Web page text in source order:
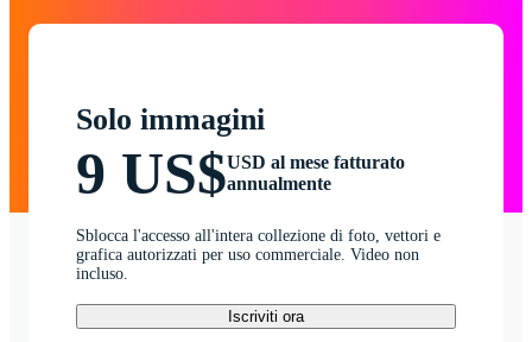
Solo immagini
9 US$USD al mese fatturato
annualmente
Sblocca l'accesso all'intera collezione di foto, vettori e
grafica autorizzati per uso commerciale. Video non
incluso.
Iscriviti ora